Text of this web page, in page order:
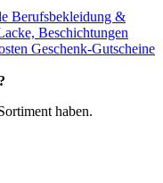
Berufsbekleidung &
Beschichtungen
Geschenk-Gutscheine
haben.